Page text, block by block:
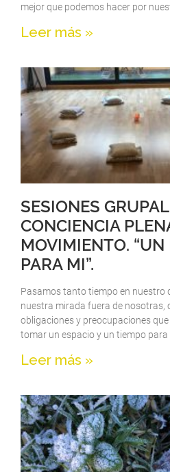
mejor que podemos hacer por
Leer más »
SESIONES
CONCIENCIA
MOVIMIENTO. “UN
PARA MI”.
Pasamos tanto tiempo en nuestro
nuestra mirada fuera de nosotras,
obligaciones y preocupaciones
tomar un espacio y un tiempo para
Leer más »